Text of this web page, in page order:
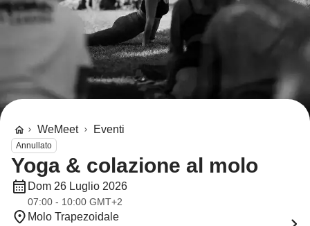
WeMeet Eventi
Annullato
Yoga & colazione al molo
Dom 26 Luglio 2026
07:00 - 10:00 GMT+2
Molo Trapezoidale